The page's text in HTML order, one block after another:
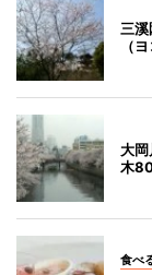
三
（
大岡
木
食べ